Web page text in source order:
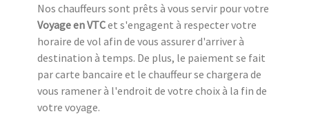
Nos chauffeurs sont prêts à vous servir pour votre
Voyage en VTCet s'engagent à respecter votre
horaire de vol afin de vous assurer d'arriver à
destination à temps. De plus, le paiement se fait
par carte bancaire et le chauffeur se chargera de
vous ramener à l'endroit de votre choix à la fin de
votre voyage.